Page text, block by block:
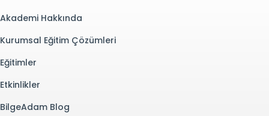
Akademi Hakkında
Kurumsal Eğitim Çözümleri
Eğitimler
Etkinlikler
BilgeAdam Blog